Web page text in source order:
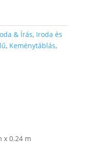
& Írás, Iroda és
, Keménytáblás,
x 0.24 m